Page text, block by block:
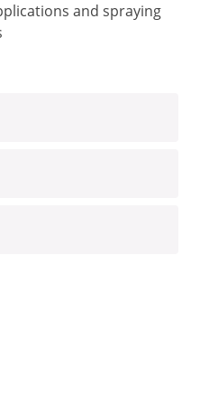
and spraying